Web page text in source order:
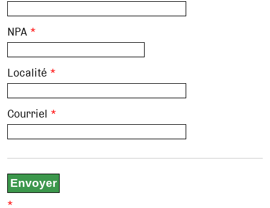
NPA *
Localité *
Courriel *